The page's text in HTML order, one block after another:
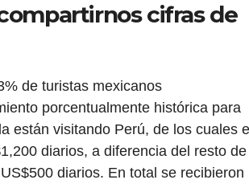
cifras de
de turistas mexicanos
porcentualmente histórica para
están visitando Perú, de los cuales
diarios, a diferencia del resto de
diarios. En total se recibieron